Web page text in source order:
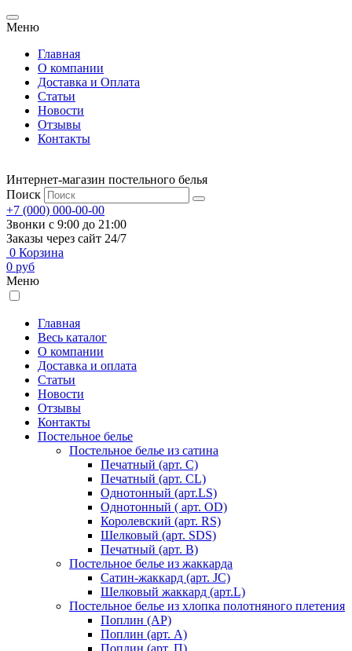
Меню
Главная
О компании
Доставка и Оплата
Статьи
Новости
Отзывы
Контакты
Интернет-магазин постельного белья
Поиск
+7 (000) 000-00-00
Звонки с 9:00 до 21:00
Заказы через сайт 24/7
0 Корзина
0 руб
Меню
Главная
Весь каталог
О компании
Доставка и оплата
Статьи
Новости
Отзывы
Контакты
Постельное белье
Постельное белье из сатина
Печатный (арт. С)
Печатный (арт. СL)
Однотонный (арт.LS)
Однотонный ( арт. OD)
Королевский (арт. RS)
Шелковый (арт. SDS)
Печатный (арт. В)
Постельное белье из жаккарда
Сатин-жаккард (арт. JC)
Шелковый жаккард (арт.L)
Постельное белье из хлопка полотняного плетения
Поплин (AP)
Поплин (арт. А)
Поплин (арт. П)